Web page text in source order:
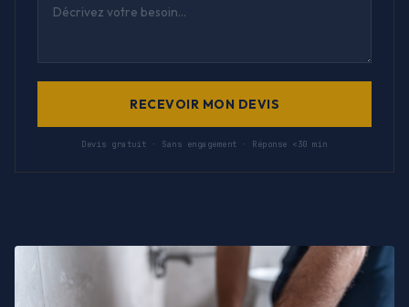
RECEVOIR MON DEVIS
Devis gratuit · Sans engagement · Réponse <30 min